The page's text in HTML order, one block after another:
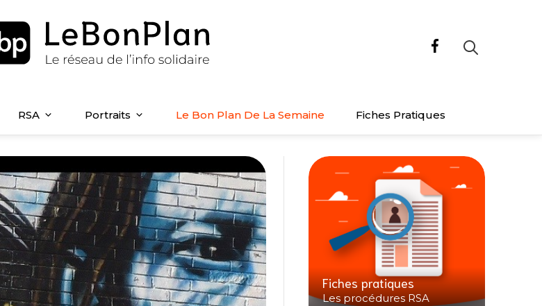
RSA Portraits Le Bon Plan De La Semaine Fiches Pratiques
Fiches pratiques
Les procédures RSA